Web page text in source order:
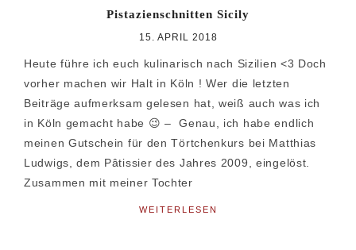
Pistazienschnitten Sicily
15. APRIL 2018
Heute führe ich euch kulinarisch nach Sizilien <3 Doch
vorher machen wir Halt in Köln ! Wer die letzten
Beiträge aufmerksam gelesen hat, weiß auch was ich
in Köln gemacht habe 😉 – Genau, ich habe endlich
meinen Gutschein für den Törtchenkurs bei Matthias
Ludwigs, dem Pâtissier des Jahres 2009, eingelöst.
Zusammen mit meiner Tochter
WEITERLESEN